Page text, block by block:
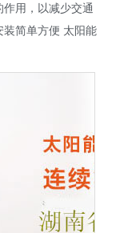
用，以减少交通
简单方便 太阳能